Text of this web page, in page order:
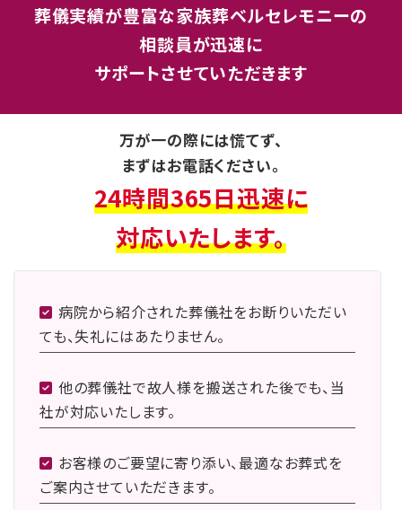
葬儀実績が豊富な家族葬ベルセレモニーの
相談員が迅速に
サポートさせていただきます
万が一の際には慌てず、
まずはお電話ください。
24時間365日迅速に
対応いたします。
病院から紹介された葬儀社をお断りいただい
ても、失礼にはあたりません。
他の葬儀社で故人様を搬送された後でも、当
社が対応いたします。
お客様のご要望に寄り添い、最適なお葬式を
ご案内させていただきます。